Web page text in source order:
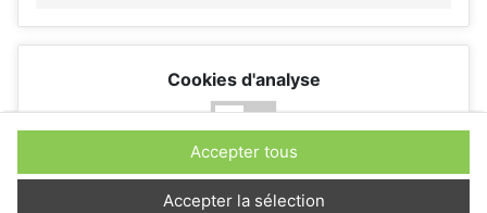
Cookies d'analyse
Non Oui
Description
Accepter la sélection
Accepter tous